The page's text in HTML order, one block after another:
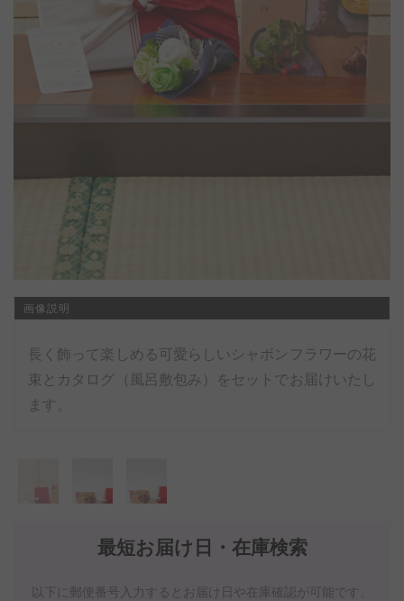
最短お届け日・在庫検索
以下に郵便番号入力するとお届け日や在庫確認が可能です。
画像説明
長く飾って楽しめる可愛らしいシャボンフラワーの花
束とカタログ（風呂敷包み）をセットでお届けいたし
ます。